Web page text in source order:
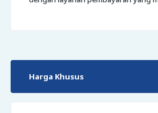
Harga Khusus